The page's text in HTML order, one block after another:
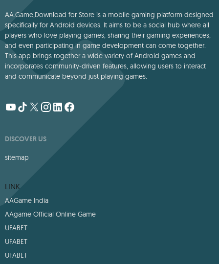
AA.Game,Download for Store is a mobile gaming platform designed
specifically for Android devices. It aims to be a social hub where all
players who love playing games, sharing their gaming experiences,
and even participating in game development can come together.
This app brings together a wide variety of Android games and
incorporates community-driven features, allowing users to interact
and communicate beyond just playing games.
DISCOVER US
sitemap
LINK
AAGame India
AAgame Official Online Game
UFABET
UFABET
UFABET